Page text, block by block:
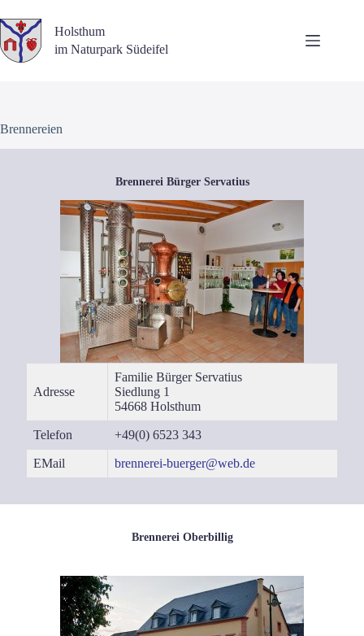
Inhalt
springen
Holsthum
im Naturpark Südeifel
Brennereien
Brennerei Bürger Servatius
Adres­se
Fami­lie Bür­ger Ser­va­ti­us
Sied­lung 1
54668 Holst­hum
Tele­fon +49(0) 6523 343
EMail brennerei-buerger@web.de
Brennerei Oberbillig